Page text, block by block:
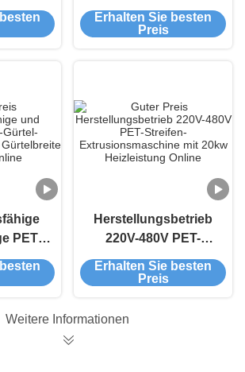
für
Extrusionsmaschine
Steigern Sie die
Erhalten Sie besten
Preis
PET-
für
Herstellungsbetrieb
220V-480V PET-
Streifen-
Extrusionsmaschine
Erhalten Sie besten
Preis
Weitere Informationen